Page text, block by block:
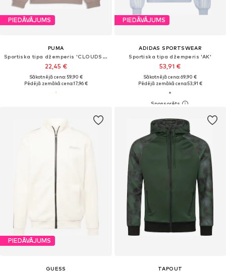
PIEDĀVĀJUMS
PUMA
Sportiska tipa džemperis 'CLOUDSPUN'
22,45 €
Sākotnējā cena: 59,90 €
Pēdējā zemākā cena:17,96 €
PIEDĀVĀJUMS
ADIDAS SPORTSWEAR
Sportiska tipa džemperis 'AK'
53,91 €
Sākotnējā cena: 69,90 €
Pēdējā zemākā cena:53,91 €
PIEDĀVĀJUMS
GUESS
TAPOUT